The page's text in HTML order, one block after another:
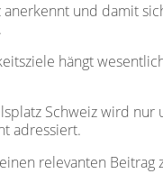
anerkennt und damit
hängt
Schweiz wird
adressiert.
relevanten Beitrag